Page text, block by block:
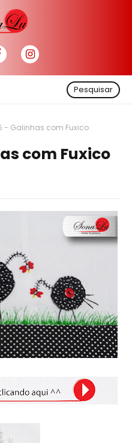
Pesquisar
- Galinhas com Fuxico
com Fuxico